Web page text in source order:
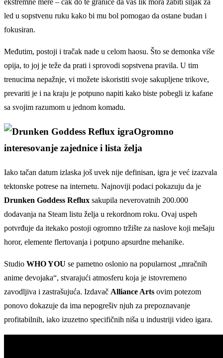
led u sopstvenu ruku kako bi mu bol pomogao da ostane budan i
fokusiran.
Međutim, postoji i tračak nade u celom haosu. Što se demonka više
opija, to joj je teže da prati i sprovodi sopstvena pravila. U tim
trenucima nepažnje, vi možete iskoristiti svoje sakupljene trikove,
prevariti je i na kraju je potpuno napiti kako biste pobegli iz kafane
sa svojim razumom u jednom komadu.
Ogromno
interesovanje zajednice i lista želja
Iako tačan datum izlaska još uvek nije definisan, igra je već izazvala
tektonske potrese na internetu. Najnoviji podaci pokazuju da je
Drunken Goddess Reflux sakupila neverovatnih 200.000
dodavanja na Steam listu želja u rekordnom roku. Ovaj uspeh
potvrđuje da itekako postoji ogromno tržište za naslove koji mešaju
horor, elemente flertovanja i potpuno apsurdne mehanike.
Studio WHO YOU se pametno oslonio na popularnost „mračnih
anime devojaka“, stvarajući atmosferu koja je istovremeno
zavodljiva i zastrašujuća. Izdavač Alliance Arts ovim potezom
ponovo dokazuje da ima nepogrešiv njuh za prepoznavanje
profitabilnih, iako izuzetno specifičnih niša u industriji video igara.